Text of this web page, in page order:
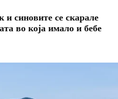
и синовите се скарале
во која имало и бебе